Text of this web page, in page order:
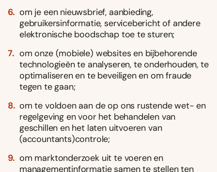
om je een nieuwsbrief, aanbieding,
gebruikersinformatie, servicebericht of andere
elektronische boodschap toe te sturen;
om onze (mobiele) websites en bijbehorende
technologieën te analyseren, te onderhouden, te
optimaliseren en te beveiligen en om fraude
tegen te gaan;
om te voldoen aan de op ons rustende wet- en
regelgeving en voor het behandelen van
geschillen en het laten uitvoeren van
(accountants)controle;
om marktonderzoek uit te voeren en
managementinformatie samen te stellen ten